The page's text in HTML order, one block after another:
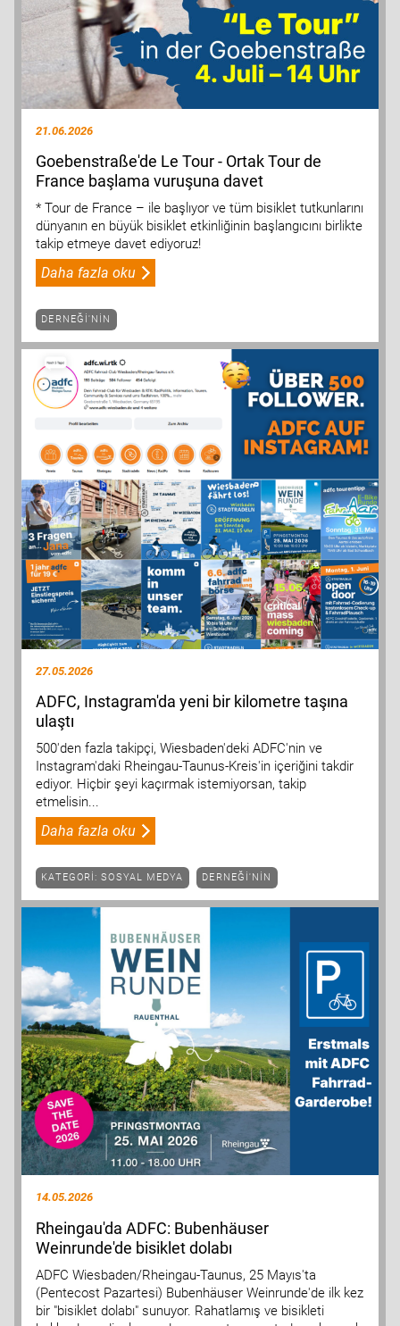
21.06.2026
Goebenstraße'de Le Tour - Ortak Tour de
France başlama vuruşuna davet
* Tour de France – ile başlıyor ve tüm bisiklet tutkunlarını
dünyanın en büyük bisiklet etkinliğinin başlangıcını birlikte
takip etmeye davet ediyoruz!
Daha fazla oku
DERNEĞI'NIN
27.05.2026
ADFC, Instagram'da yeni bir kilometre taşına
ulaştı
500'den fazla takipçi, Wiesbaden'deki ADFC'nin ve
Instagram'daki Rheingau-Taunus-Kreis'in içeriğini takdir
ediyor. Hiçbir şeyi kaçırmak istemiyorsan, takip
etmelisin...
Daha fazla oku
KATEGORI: SOSYAL MEDYA DERNEĞI'NIN
14.05.2026
Rheingau'da ADFC: Bubenhäuser
Weinrunde'de bisiklet dolabı
ADFC Wiesbaden/Rheingau-Taunus, 25 Mayıs'ta
(Pentecost Pazartesi) Bubenhäuser Weinrunde'de ilk kez
bir "bisiklet dolabı" sunuyor. Rahatlamış ve bisikleti